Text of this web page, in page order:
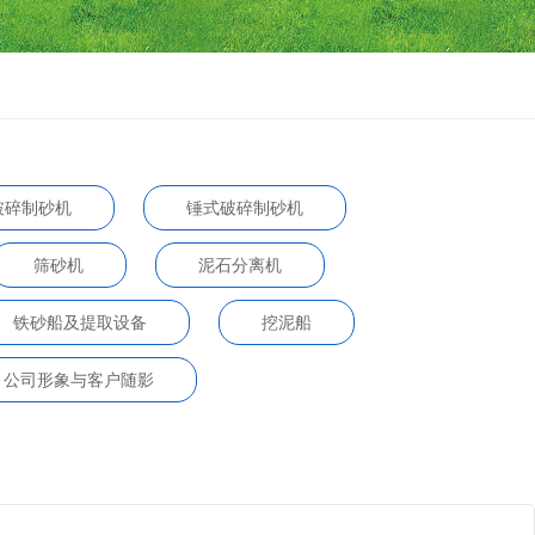
碎制砂机 锤式破碎制砂机
筛砂机 泥石分离机
铁砂船及提取设备 挖泥船
公司形象与客户随影